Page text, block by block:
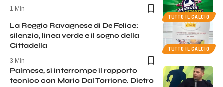
TUTTO IL CALCIO
1 Min
TUTTO IL CALCIO
La Reggio Ravagnese di De Felice:
silenzio, linea verde e il sogno della
Cittadella
3 Min
Palmese, si interrompe il rapporto
tecnico con Mario Dal Torrione. Dietro